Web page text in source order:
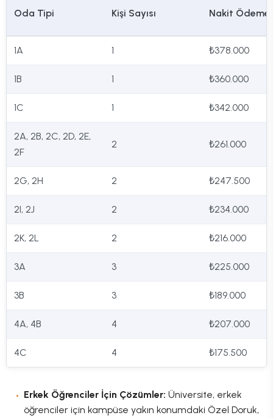
Oda Tipi Kişi Sayısı Nakit Ödeme
1A 1 ₺378.000
1B 1 ₺360.000
1C 1 ₺342.000
2A, 2B, 2C, 2D, 2E,
2F
2 ₺261.000
2G, 2H 2 ₺247.500
2I, 2J 2 ₺234.000
2K, 2L 2 ₺216.000
3A 3 ₺225.000
3B 3 ₺189.000
4A, 4B 4 ₺207.000
4C 4 ₺175.500
Erkek Öğrenciler İçin Çözümler: Üniversite, erkek
öğrenciler için kampüse yakın konumdaki Özel Doruk,